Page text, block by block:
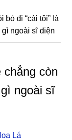
bỏ đi “cái tôi” là
gì ngoài sĩ diện
chẳng còn
ngoài sĩ
Lá